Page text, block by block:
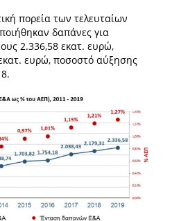
πορεία των τελευταίων
δαπάνες για
2.336,58 εκατ. ευρώ,
ευρώ, ποσοστό αύξησης